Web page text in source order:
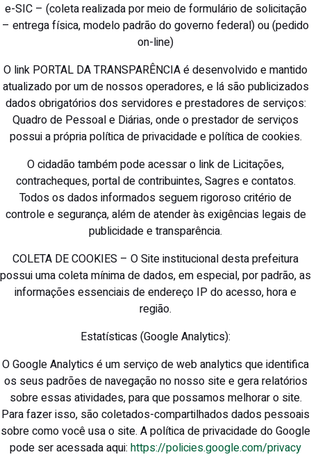
e-SIC – (coleta realizada por meio de formulário de solicitação
– entrega física, modelo padrão do governo federal) ou (pedido
on-line)
O link PORTAL DA TRANSPARÊNCIA é desenvolvido e mantido
atualizado por um de nossos operadores, e lá são publicizados
dados obrigatórios dos servidores e prestadores de serviços:
Quadro de Pessoal e Diárias, onde o prestador de serviços
possui a própria política de privacidade e política de cookies.
O cidadão também pode acessar o link de Licitações,
contracheques, portal de contribuintes, Sagres e contatos.
Todos os dados informados seguem rigoroso critério de
controle e segurança, além de atender às exigências legais de
publicidade e transparência.
COLETA DE COOKIES – O Site institucional desta prefeitura
possui uma coleta mínima de dados, em especial, por padrão, as
informações essenciais de endereço IP do acesso, hora e
região.
Estatísticas (Google Analytics):
O Google Analytics é um serviço de web analytics que identifica
os seus padrões de navegação no nosso site e gera relatórios
sobre essas atividades, para que possamos melhorar o site.
Para fazer isso, são coletados-compartilhados dados pessoais
sobre como você usa o site. A política de privacidade do Google
pode ser acessada aqui: https://policies.google.com/privacy